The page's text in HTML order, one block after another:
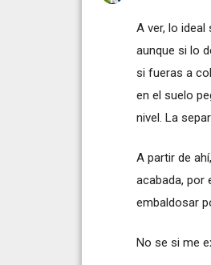
A ver, lo
aunque si lo
si fueras a
en el suelo
nivel. La
A partir de
acabada, por
embaldosar
No se si me